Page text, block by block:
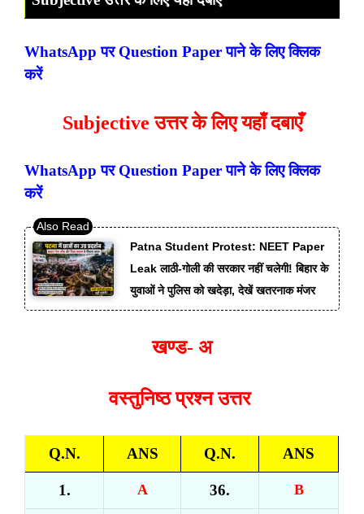
WhatsApp पर Question Paper पाने के लिए क्लिक
करें
Subjective उत्तर के लिए यहाँ दबाएँ
WhatsApp पर Question Paper पाने के लिए क्लिक
करें
Patna Student Protest: NEET Paper
Leak लाठी-गोली की सरकार नहीं चलेगी! बिहार के
युवाओं ने पुलिस को खदेड़ा, देखें खतरनाक मंजर
खण्ड- अ
वस्तुनिष्ठ प्रश्न उत्तर
Q.N. ANS Q.N. ANS
1. A 36. B